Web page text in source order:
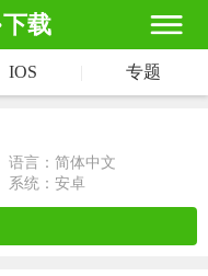
载
IOS 专题
语言：简体中文
系统：安卓